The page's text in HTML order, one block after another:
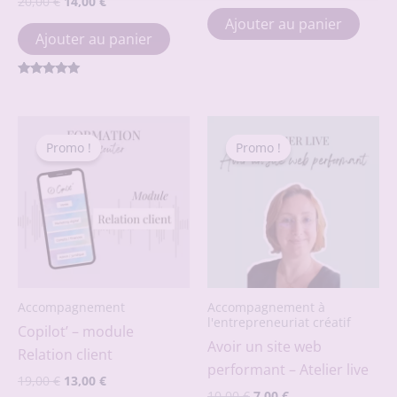
initial
était :
20,00 €.
actuel
est :
Ajouter au panier
initial
était :
actuel
est :
Ajouter au panier
Promo !
Promo !
Accompagnement
Copilot’ – module
Relation client
19,00€ Le
13,00 €Le
Promo !
Promo !
Accompagnement à
l'entrepreneuriat créatif
Avoir un site web
performant – Atelier live